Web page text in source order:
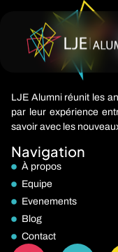
LJE Alumni réunit les
par leur expérience
savoir avec les
Navigation
À propos
Equipe
Evenements
Blog
Contact